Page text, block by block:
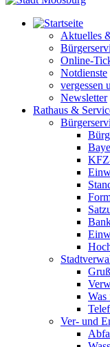
Aktuelles
Online-
Notdienste
vergessen
Newsletter
Rathaus &
Ver- und